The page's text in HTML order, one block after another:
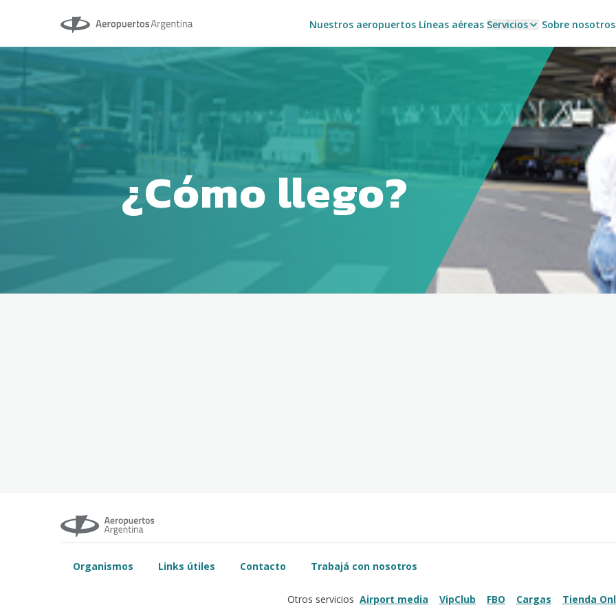
Aeropuertos Argentina Nuestros aeropuertos Líneas aéreas Servicios Sobre nosotros
¿Cómo llego?
Organismos Links útiles Contacto Trabajá con nosotros
Otros servicios Airport media VipClub FBO Cargas Tienda